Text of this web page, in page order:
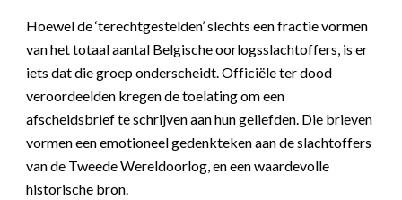
Hoewel de ‘terechtgestelden’ slechts een fractie vormen
van het totaal aantal Belgische oorlogsslachtoffers, is er
iets dat die groep onderscheidt. Officiële ter dood
veroordeelden kregen de toelating om een
afscheidsbrief te schrijven aan hun geliefden. Die brieven
vormen een emotioneel gedenkteken aan de slachtoffers
van de Tweede Wereldoorlog, en een waardevolle
historische bron.